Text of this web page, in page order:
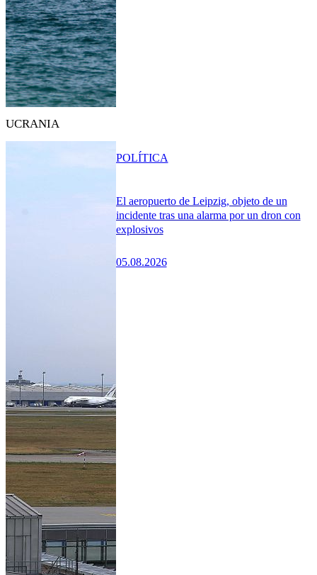
UCRANIA
El aeropuerto de Leipzig, objeto de un
incidente tras una alarma por un dron con
explosivos
05.08.2026
POLÍTICA